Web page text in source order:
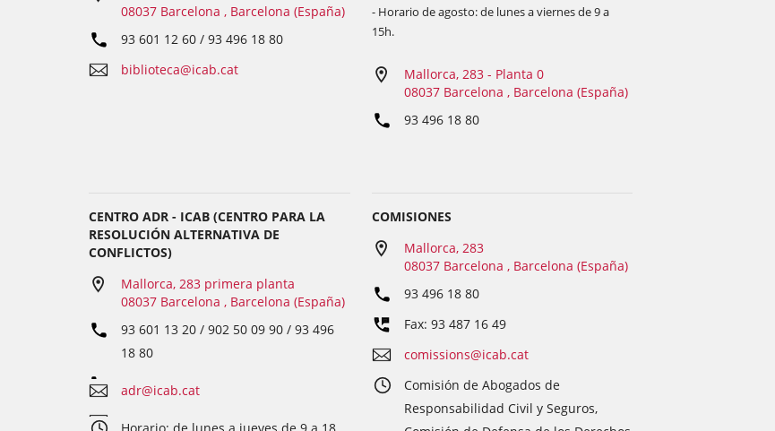
08037 Barcelona , Barcelona (España)
93 601 12 60 / 93 496 18 80
biblioteca@icab.cat
- Horario de agosto: de lunes a viernes de 9 a
15h.
Mallorca, 283 - Planta 0
08037 Barcelona , Barcelona (España)
93 496 18 80
CENTRO ADR - ICAB (CENTRO PARA LA
RESOLUCIÓN ALTERNATIVA DE
CONFLICTOS)
Mallorca, 283 primera planta
08037 Barcelona , Barcelona (España)
93 601 13 20 / 902 50 09 90 / 93 496
18 80
adr@icab.cat
COMISIONES
Mallorca, 283
08037 Barcelona , Barcelona (España)
93 496 18 80
Fax: 93 487 16 49
comissions@icab.cat
Comisión de Abogados de
Responsabilidad Civil y Seguros,